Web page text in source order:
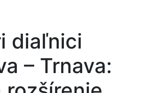
diaľnici
– Trnava: